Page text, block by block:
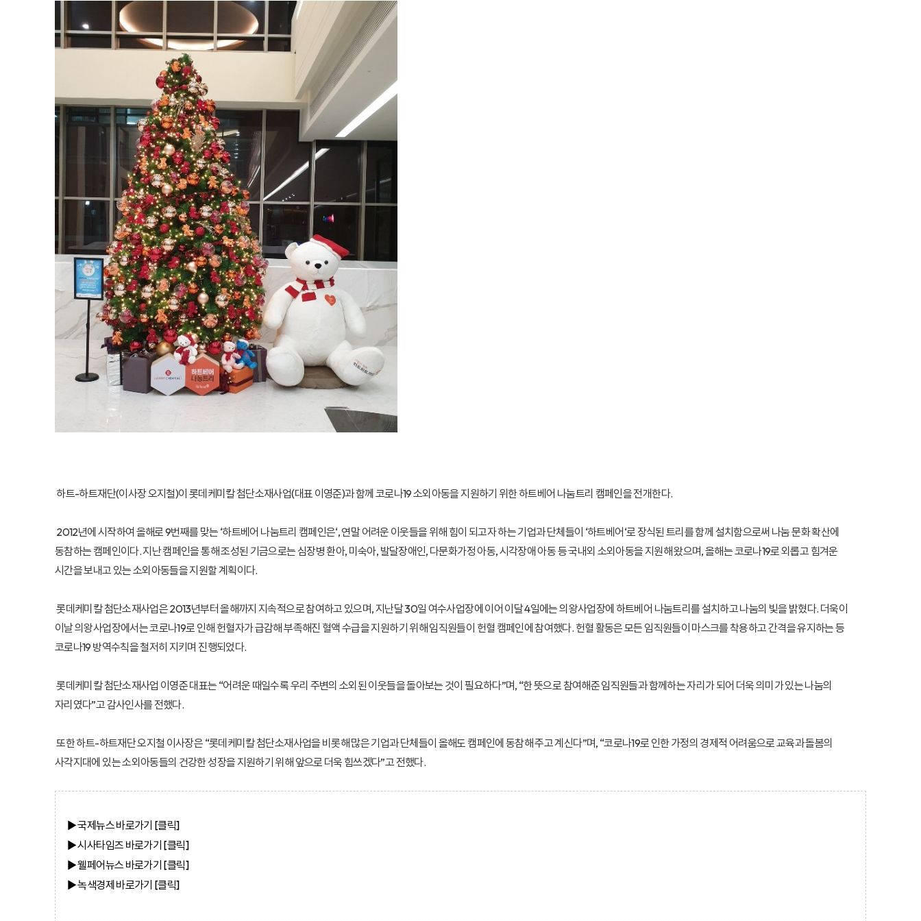
하트-하트재단(이사장 오지철)이 롯데케미칼 첨단소재사업(대표 이영준)과 함께 코로나19 소외아동을 지원하기 위한 하트베어 나눔트리 캠페인을 전개한다.
2012년에 시작하여 올해로 9번째를 맞는 ‘하트베어 나눔트리 캠페인은‘, 연말 어려운 이웃들을 위해 힘이 되고자 하는 기업과 단체들이 ‘하트베어‘로 장식된 트리를 함께 설치함으로써 나눔 문화 확산에
동참하는 캠페인이다. 지난 캠페인을 통해 조성된 기금으로는 심장병 환아, 미숙아, 발달장애인, 다문화가정 아동, 시각장애 아동 등 국내외 소외아동을 지원해 왔으며, 올해는 코로나19로 외롭고 힘겨운
시간을 보내고 있는 소외아동들을 지원할 계획이다.
롯데케미칼 첨단소재사업은 2013년부터 올해까지 지속적으로 참여하고 있으며, 지난달 30일 여수사업장에 이어 이달 4일에는 의왕사업장에 하트베어 나눔트리를 설치하고 나눔의 빛을 밝혔다. 더욱이
이날 의왕사업장에서는 코로나19로 인해 헌혈자가 급감해 부족해진 혈액 수급을 지원하기 위해 임직원들이 헌혈 캠페인에 참여했다. 헌혈 활동은 모든 임직원들이 마스크를 착용하고 간격을 유지하는 등
코로나19 방역수칙을 철저히 지키며 진행되었다.
롯데케미칼 첨단소재사업 이영준 대표는 “어려운 때일수록 우리 주변의 소외된 이웃들을 돌아보는 것이 필요하다”며, “한 뜻으로 참여해준 임직원들과 함께하는 자리가 되어 더욱 의미가 있는 나눔의
자리였다”고 감사인사를 전했다.
또한 하트-하트재단 오지철 이사장은 “롯데케미칼 첨단소재사업을 비롯해 많은 기업과 단체들이 올해도 캠페인에 동참해 주고 계신다”며, “코로나19로 인한 가정의 경제적 어려움으로 교육과 돌봄의
사각지대에 있는 소외아동들의 건강한 성장을 지원하기 위해 앞으로 더욱 힘쓰겠다”고 전했다.
▶ 국제뉴스바로가기 [클릭]
▶ 시사타임즈 바로가기 [클릭]
▶ 웰페어뉴스 바로가기 [클릭]
▶ 녹색경제 바로가기 [클릭]